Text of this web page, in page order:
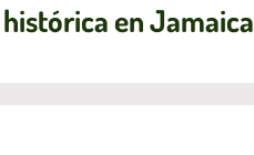
en Jamaica